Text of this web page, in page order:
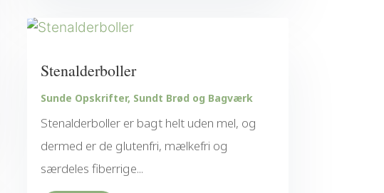
Stenalderboller
Sunde Opskrifter, Sundt Brød og Bagværk
Stenalderboller er bagt helt uden mel, og
dermed er de glutenfri, mælkefri og
særdeles fiberrige...